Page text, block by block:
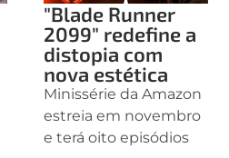
"Blade Runner
2099" redefine a
distopia com
nova estética
Minissérie da Amazon
estreia em novembro
e terá oito episódios